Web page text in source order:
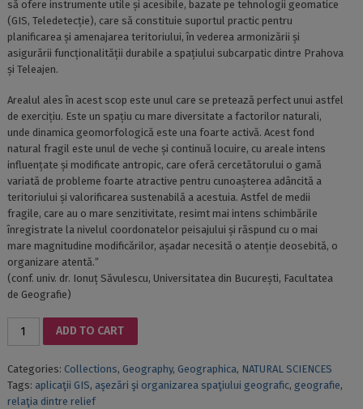
să ofere instrumente utile și acesibile, bazate pe tehnologii geomatice
(GIS, Teledetecție), care să constituie suportul practic pentru
planificarea și amenajarea teritoriului, în vederea armonizării și
asigurării funcționalității durabile a spațiului subcarpatic dintre Prahova
și Teleajen.
Arealul ales în acest scop este unul care se pretează perfect unui astfel
de exercițiu. Este un spațiu cu mare diversitate a factorilor naturali,
unde dinamica geomorfologică este una foarte activă. Acest fond
natural fragil este unul de veche și continuă locuire, cu areale intens
influențate și modificate antropic, care oferă cercetătorului o gamă
variată de probleme foarte atractive pentru cunoașterea adâncită a
teritoriului și valorificarea sustenabilă a acestuia. Astfel de medii
fragile, care au o mare senzitivitate, resimt mai intens schimbările
înregistrate la nivelul coordonatelor peisajului și răspund cu o mai
mare magnitudine modificărilor, așadar necesită o atenție deosebită, o
organizare atentă.ˮ
(conf. univ. dr. Ionuț Săvulescu, Universitatea din București, Facultatea
de Geografie)
PRAHOVA
AND
TELEAJEN.
ADD TO CART
Categories: Collections, Geography, Geographica, NATURAL SCIENCES
Tags: aplicaţii GIS, aşezări şi organizarea spaţiului geografic, geografie,
relaţia dintre relief